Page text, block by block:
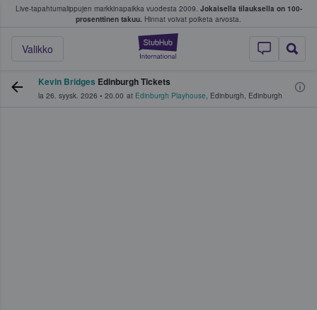
Live-tapahtumalippujen markkinapaikka vuodesta 2009. Jokaisella tilauksella on 100-
prosenttinen takuu. Hinnat voivat poiketa arvosta.
StubHub -
Valikko
fanit ostavat ja myyvät lippuja
Kevin Bridges Edinburgh Tickets
la 26. syysk. 2026 • 20.00 at Edinburgh Playhouse, Edinburgh, Edinburgh